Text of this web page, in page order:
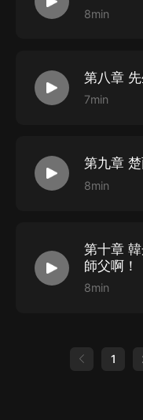
8min
第八章 先
7min
第九章 楚
8min
第十章
師父啊！
8min
1